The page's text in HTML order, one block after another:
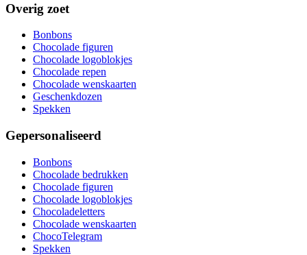
Overig zoet
Bonbons
Chocolade figuren
Chocolade logoblokjes
Chocolade repen
Chocolade wenskaarten
Geschenkdozen
Spekken
Gepersonaliseerd
Bonbons
Chocolade bedrukken
Chocolade figuren
Chocolade logoblokjes
Chocoladeletters
Chocolade wenskaarten
ChocoTelegram
Spekken